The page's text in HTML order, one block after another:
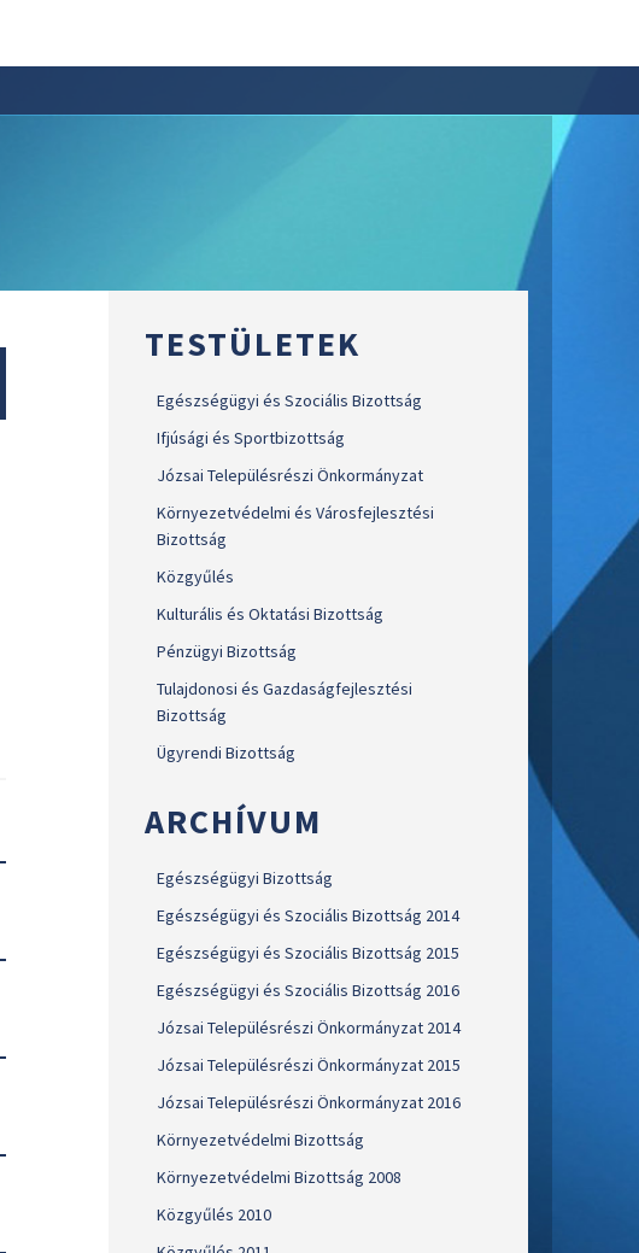
TESTÜLETEK
Egészségügyi és Szociális Bizottság
Ifjúsági és Sportbizottság
Józsai Településrészi Önkormányzat
Környezetvédelmi és Városfejlesztési
Bizottság
Közgyűlés
Kulturális és Oktatási Bizottság
Pénzügyi Bizottság
Tulajdonosi és Gazdaságfejlesztési
Bizottság
Ügyrendi Bizottság
ARCHÍVUM
Egészségügyi Bizottság
Egészségügyi és Szociális Bizottság 2014
Egészségügyi és Szociális Bizottság 2015
Egészségügyi és Szociális Bizottság 2016
Józsai Településrészi Önkormányzat 2014
Józsai Településrészi Önkormányzat 2015
Józsai Településrészi Önkormányzat 2016
Környezetvédelmi Bizottság
Környezetvédelmi Bizottság 2008
Közgyűlés 2010